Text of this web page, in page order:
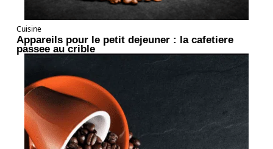
Cuisine
Appareils pour le petit dejeuner : la cafetiere
passee au crible